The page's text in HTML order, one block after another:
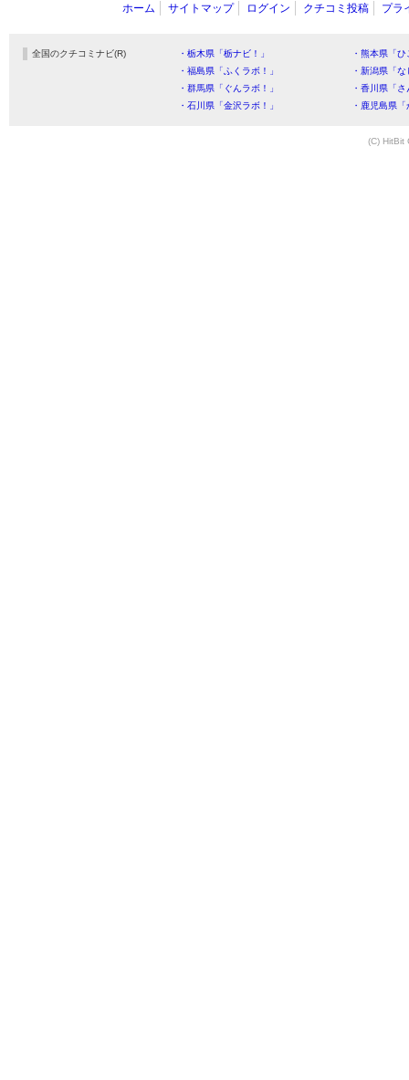
ホーム サイトマップ ログイン クチコミ投稿 プラ
全国のクチコミナビ(R) ・栃木県「栃ナビ！」
・熊本県「
・福島県「ふくラボ！」
・新潟県「
・群馬県「ぐんラボ！」
・香川県「
・石川県「金沢ラボ！」
・鹿児島県
(C) HitBit